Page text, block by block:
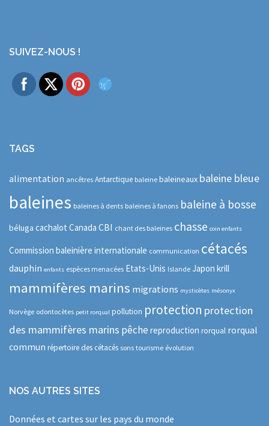
SUIVEZ-NOUS !
TAGS
alimentation ancêtres Antarctique baleine baleineaux baleine bleue
baleines baleines à dents baleines à fanons baleine à bosse
béluga cachalot Canada CBI chant des baleines chasse coin enfants
Commission baleinière internationale communication cétacés
dauphin enfants espèces menacées Etats-Unis Islande Japon krill
mammifères marins migrations mysticètes mésonyx
Norvège odontocètes petit rorqual pollution protection protection
des mammifères marins pêche reproduction rorqual rorqual
commun répertoire des cétacés sons tourisme évolution
NOS AUTRES SITES
Données et cartes sur les pays du monde